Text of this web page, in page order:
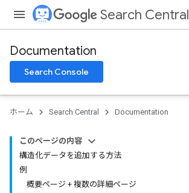
Search Central
Documentation
Search Console
ホーム Search Central Documentation
このページの内容
構造化データを追加する方法
例
概要ページ + 複数の詳細ページ